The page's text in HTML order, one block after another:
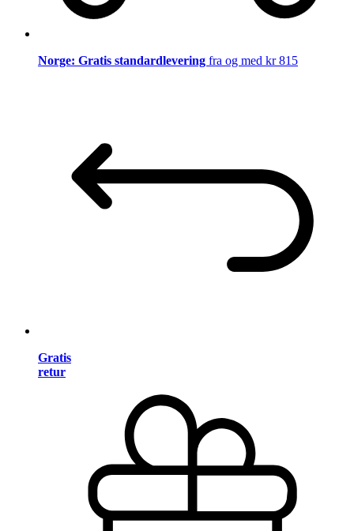
Norge: Gratis standardlevering fra og med kr 815
Gratis
retur